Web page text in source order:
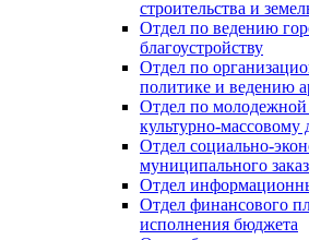
строительства и
Отдел по ведению
благоустройству
Отдел по
политике и ведению
Отдел по молодежной
культурно-массовому
Отдел социально-
муниципального
Отдел
Отдел финансового
исполнения бюджета